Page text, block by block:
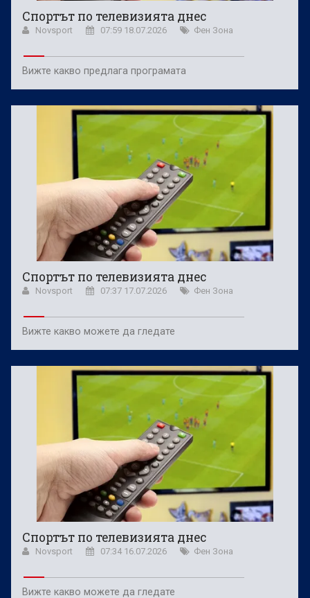
Спортът по телевизията днес
Novsport 07:59 18.07.2026 Фен Зона
Вижте какво предлага програмата
Спортът по телевизията днес
Novsport 07:37 17.07.2026 Фен Зона
Вижте какво можете да гледате
Спортът по телевизията днес
Novsport 07:34 16.07.2026 Фен Зона
Вижте какво можете да гледате